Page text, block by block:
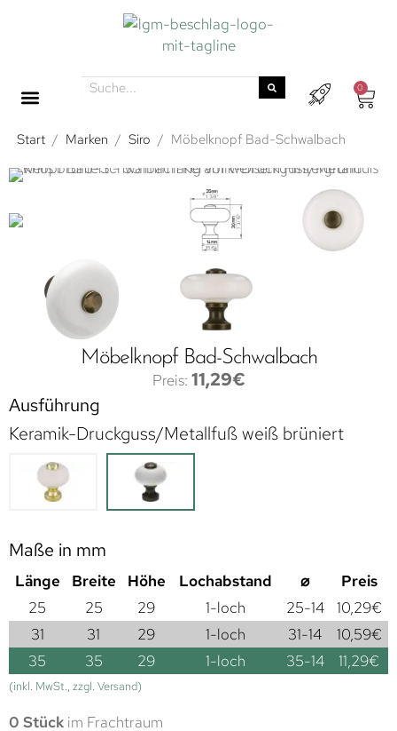
0
Start / Marken / Siro / Möbelknopf Bad-Schwalbach
Möbelknopf Bad-Schwalbach
11,29€
Ausführung
Keramik-Druckguss/Metallfuß weiß brüniert
Maße in mm
Länge Breite Höhe Lochabstand ⌀
Preis
25
25 29 1-loch 25-14 10,29€
31
31 29 1-loch 31-14 10,59€
35
35 29 1-loch 35-14 11,29€
(inkl. MwSt., zzgl. Versand)
0 Stück im Frachtraum